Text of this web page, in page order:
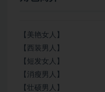
【美艳女人】
【西装男人】
【短发女人】
【消瘦男人】
【壮硕男人】